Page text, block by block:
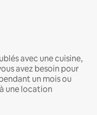
avec une cuisine,
avez besoin pour
un mois ou
une location